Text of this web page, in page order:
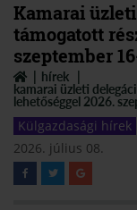
Kamarai
támogatott
szeptember
hírek
kamarai üzleti
lehetőséggel 2026.
Külgazdasági hírek
2026. július 08.